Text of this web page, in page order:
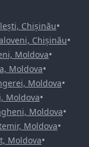
Chișinău•
Chișinău•
Moldova•
Moldova•
Moldova•
Moldova•
Moldova•
Moldova•
Moldova•